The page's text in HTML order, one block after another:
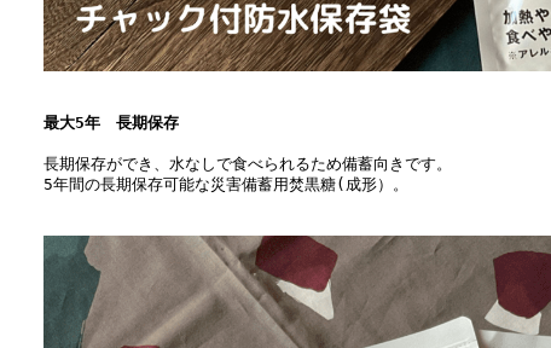
最大5年 長期保存
長期保存ができ、水なしで食べられるため備蓄向きです。
5年間の長期保存可能な災害備蓄用焚黒糖(成形）。